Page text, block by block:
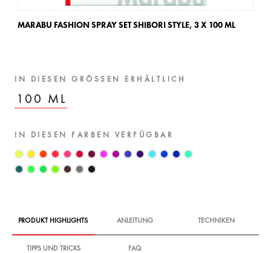
MARABU FASHION SPRAY SET SHIBORI STYLE, 3 X 100 ML
IN DIESEN GRÖSSEN ERHÄLTLICH
100 ML
IN DIESEN FARBEN VERFÜGBAR
PRODUKT HIGHLIGHTS ANLEITUNG TECHNIKEN
TIPPS UND TRICKS FAQ